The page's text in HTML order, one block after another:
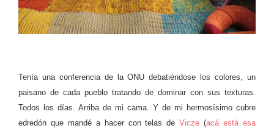
Tenía una conferencia de la ONU debatiéndose los colores, un
paisano de cada pueblo tratando de dominar con sus texturas.
Todos los días. Arriba de mi cama. Y de mi hermosísimo cubre
edredón que mandé a hacer con telas deVicze (acá está esa